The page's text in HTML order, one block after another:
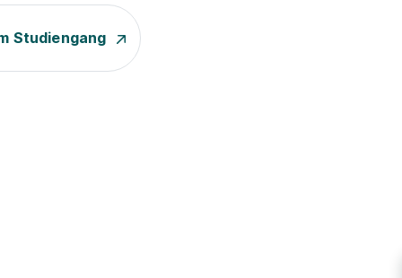
Studiengang